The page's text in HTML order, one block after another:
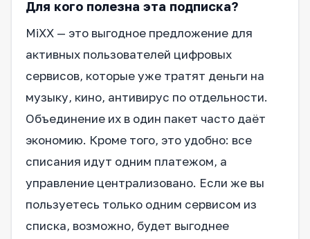
Для кого полезна эта подписка?
MiXX — это выгодное предложение для
активных пользователей цифровых
сервисов, которые уже тратят деньги на
музыку, кино, антивирус по отдельности.
Объединение их в один пакет часто даёт
экономию. Кроме того, это удобно: все
списания идут одним платежом, а
управление централизовано. Если же вы
пользуетесь только одним сервисом из
списка, возможно, будет выгоднее